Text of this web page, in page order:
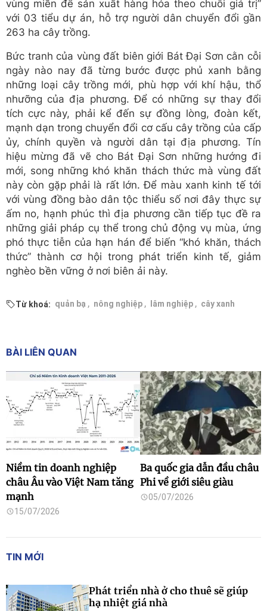
vùng miền để sản xuất hàng hóa theo chuỗi giá trị”
với 03 tiểu dự án, hỗ trợ người dân chuyển đổi gần
263 ha cây trồng.
Bức tranh của vùng đất biên giới Bát Đại Sơn cằn cỗi
ngày nào nay đã từng bước được phủ xanh bằng
những loại cây trồng mới, phù hợp với khí hậu, thổ
nhưỡng của địa phương. Để có những sự thay đổi
tích cực này, phải kể đến sự đồng lòng, đoàn kết,
mạnh dạn trong chuyển đổi cơ cấu cây trồng của cấp
ủy, chính quyền và người dân tại địa phương. Tín
hiệu mừng đã vẽ cho Bát Đại Sơn những hướng đi
mới, song những khó khăn thách thức mà vùng đất
này còn gặp phải là rất lớn. Để màu xanh kinh tế tới
với vùng đồng bào dân tộc thiểu số nơi đây thực sự
ấm no, hạnh phúc thì địa phương cần tiếp tục đề ra
những giải pháp cụ thể trong chủ động vụ mùa, ứng
phó thực tiễn của hạn hán để biến “khó khăn, thách
thức” thành cơ hội trong phát triển kinh tế, giảm
nghèo bền vững ở nơi biên ải này.
Từ khoá: quản bạ , nông nghiệp , lâm nghiệp , cây xanh
BÀI LIÊN QUAN
Niềm tin doanh nghiệp
châu Âu vào Việt Nam tăng
mạnh
15/07/2026
Ba quốc gia dẫn đầu châu
Phi về giới siêu giàu
05/07/2026
TIN MỚI
Phát triển nhà ở cho thuê sẽ giúp
hạ nhiệt giá nhà